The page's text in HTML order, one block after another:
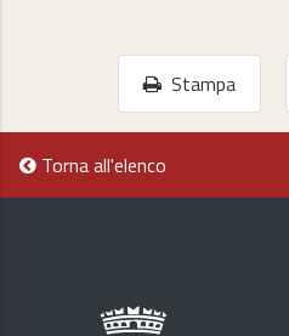
Stampa
Torna all'elenco